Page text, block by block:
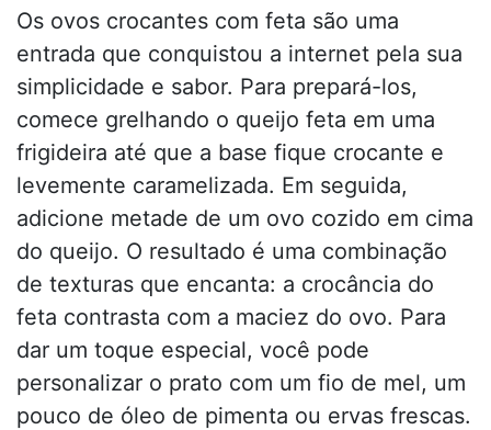
Os ovos crocantes com feta são uma
entrada que conquistou a internet pela sua
simplicidade e sabor. Para prepará-los,
comece grelhando o queijo feta em uma
frigideira até que a base fique crocante e
levemente caramelizada. Em seguida,
adicione metade de um ovo cozido em cima
do queijo. O resultado é uma combinação
de texturas que encanta: a crocância do
feta contrasta com a maciez do ovo. Para
dar um toque especial, você pode
personalizar o prato com um fio de mel, um
pouco de óleo de pimenta ou ervas frescas.